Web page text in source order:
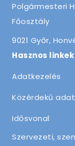
Polgármesteri
Főosztály
9021 Győr,
Hasznos linkek
Adatkezelés
Közérdekű
Idősvonal
Szervezeti,